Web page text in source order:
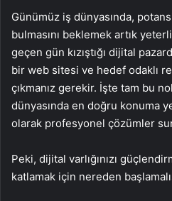
Günümüz iş dünyasında,
bulmasını beklemek artık
geçen gün kızıştığı dijital
bir web sitesi ve hedef odaklı
çıkmanız gerekir. İşte tam bu
dünyasında en doğru konuma
olarak profesyonel çözümler
Peki, dijital varlığınızı
katlamak için nereden